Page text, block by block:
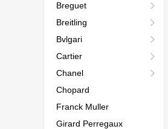
Breguet
Breitling
Bvlgari
Cartier
Chanel
Chopard
Franck Muller
Girard Perregaux